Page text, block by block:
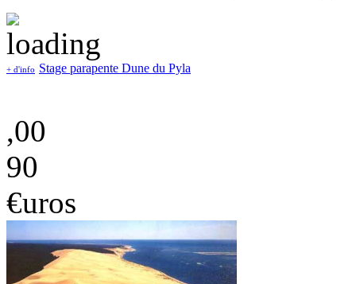
+ d'info Stage parapente Dune du Pyla
,00
90
€uros